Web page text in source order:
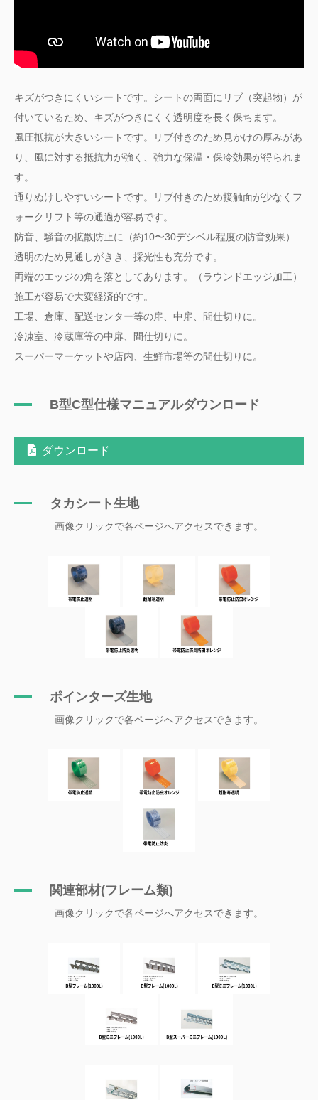
キズがつきにくいシートです。シートの両面にリブ（突起物）が
付いているため、キズがつきにくく透明度を長く保ちます。
風圧抵抗が大きいシートです。リブ付きのため見かけの厚みがあ
り、風に対する抵抗力が強く、強力な保温・保冷効果が得られま
す。
通りぬけしやすいシートです。リブ付きのため接触面が少なくフ
ォークリフト等の通過が容易です。
防音、騒音の拡散防止に（約10〜30デシベル程度の防音効果）
透明のため見通しがきき、採光性も充分です。
両端のエッジの角を落としてあります。（ラウンドエッジ加工）
施工が容易で大変経済的です。
工場、倉庫、配送センター等の扉、中扉、間仕切りに。
冷凍室、冷蔵庫等の中扉、間仕切りに。
スーパーマーケットや店内、生鮮市場等の間仕切りに。
B型C型仕様マニュアルダウンロード
ダウンロード
タカシート生地
画像クリックで各ページへアクセスできます。
ポインターズ生地
画像クリックで各ページへアクセスできます。
関連部材(フレーム類)
画像クリックで各ページへアクセスできます。